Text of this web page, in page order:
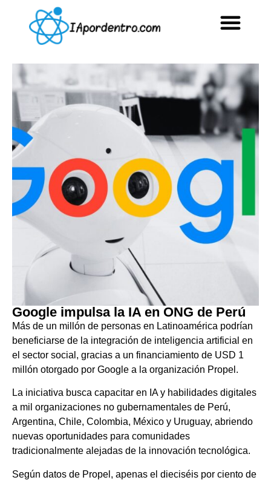
Google impulsa la IA en ONG de Perú
Más de un millón de personas en Latinoamérica podrían
beneficiarse de la integración de inteligencia artificial en
el sector social, gracias a un financiamiento de USD 1
millón otorgado por Google a la organización Propel.
La iniciativa busca capacitar en IA y habilidades digitales
a mil organizaciones no gubernamentales de Perú,
Argentina, Chile, Colombia, México y Uruguay, abriendo
nuevas oportunidades para comunidades
tradicionalmente alejadas de la innovación tecnológica.
Según datos de Propel, apenas el dieciséis por ciento de